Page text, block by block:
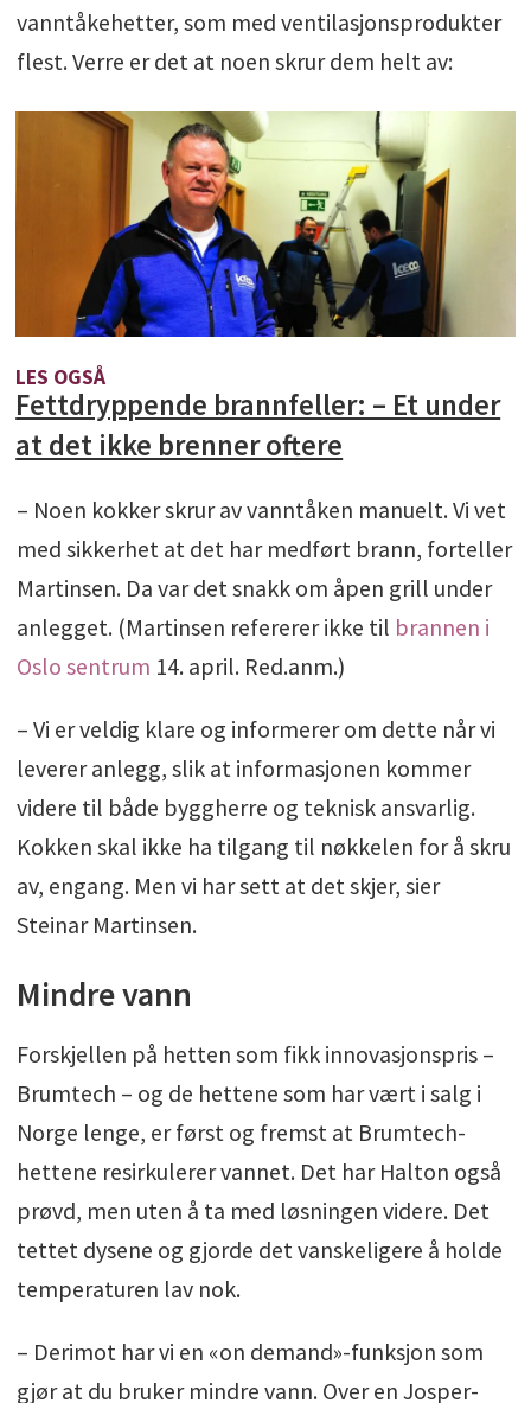
vanntåkehetter, som med ventilasjonsprodukter
flest. Verre er det at noen skrur dem helt av:
LES OGSÅ
Fettdryppende brannfeller: – Et under
at det ikke brenner oftere
– Noen kokker skrur av vanntåken manuelt. Vi vet
med sikkerhet at det har medført brann, forteller
Martinsen. Da var det snakk om åpen grill under
anlegget. (Martinsen refererer ikke til brannen i
Oslo sentrum 14. april. Red.anm.)
– Vi er veldig klare og informerer om dette når vi
leverer anlegg, slik at informasjonen kommer
videre til både byggherre og teknisk ansvarlig.
Kokken skal ikke ha tilgang til nøkkelen for å skru
av, engang. Men vi har sett at det skjer, sier
Steinar Martinsen.
Mindre vann
Forskjellen på hetten som fikk innovasjonspris –
Brumtech – og de hettene som har vært i salg i
Norge lenge, er først og fremst at Brumtech-
hettene resirkulerer vannet. Det har Halton også
prøvd, men uten å ta med løsningen videre. Det
tettet dysene og gjorde det vanskeligere å holde
temperaturen lav nok.
– Derimot har vi en «on demand»-funksjon som
gjør at du bruker mindre vann. Over en Josper-